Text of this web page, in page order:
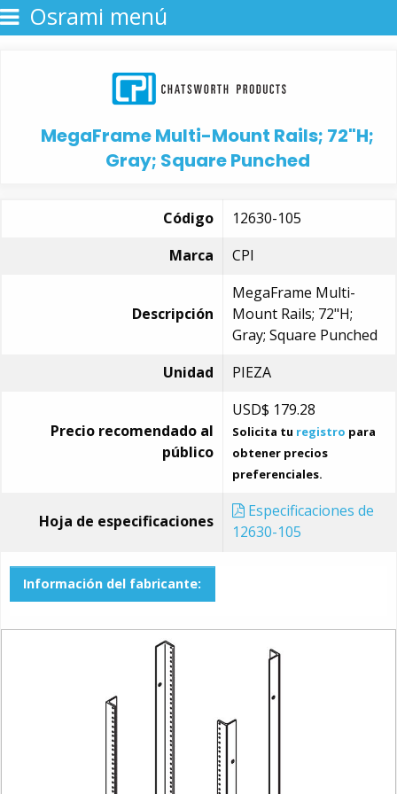
Osrami menú
MegaFrame Multi-Mount Rails; 72"H;
Gray; Square Punched
Código
12630-105
Marca
CPI
Descripción
MegaFrame Multi-
Mount Rails; 72"H;
Gray; Square Punched
Unidad
PIEZA
Precio recomendado al
público
USD$ 179.28
Solicita tu registro para
obtener precios
preferenciales.
Hoja de especificaciones
Especificaciones de
12630-105
Información del fabricante: